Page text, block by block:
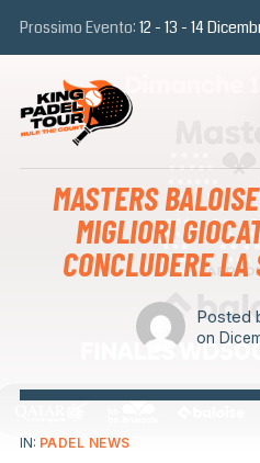
Prossimo Evento: 12 - 13 - 14
MASTERS
MIGLIORI
CONCLUDERE
Posted
on
IN: PADEL NEWS